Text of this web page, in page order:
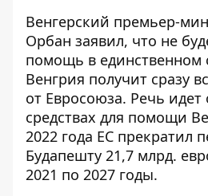
Венгерский премьер-
Орбан заявил, что не
помощь в единственном
Венгрия получит сразу
от Евросоюза. Речь
средствах для помощи
2022 года ЕС прекратил
Будапешту 21,7 млрд.
2021 по 2027 годы.